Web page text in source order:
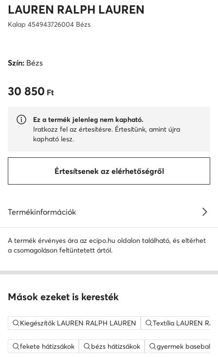
LAUREN RALPH LAUREN
Kalap 454943726004 Bézs
Szín: Bézs
30 850 Ft
30 850 Ft
Ez a termék jelenleg nem kapható.
Iratkozz fel az értesítésre. Értesítünk, amint újra
kapható lesz.
Értesítsenek az elérhetőségről
Termékinformációk
A termék érvényes ára az ecipo.hu oldalon található, és eltérhet
a csomagoláson feltüntetett ártól.
Mások ezeket is keresték
Kiegészítők LAUREN RALPH LAUREN Textília LAUREN
fekete hátizsákok bézs hátizsákok gyermek baseball